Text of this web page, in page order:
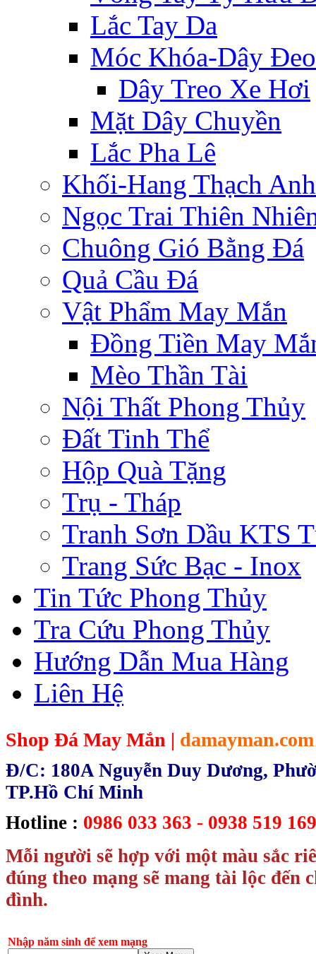
Lắc Tay Da
Móc Khóa-Dây Đeo
Dây Treo Xe Hơi
Mặt Dây Chuyền
Lắc Pha Lê
Khối-Hang Thạch Anh
Ngọc Trai Thiên
Chuông Gió Bằng Đá
Quả Cầu Đá
Vật Phẩm May Mắn
Đồng Tiền May
Mèo Thần Tài
Nội Thất Phong Thủy
Đất Tinh Thể
Hộp Quà Tặng
Trụ - Tháp
Tranh Sơn Dầu KTS
Trang Sức Bạc - Inox
Tin Tức Phong Thủy
Tra Cứu Phong Thủy
Hướng Dẫn Mua Hàng
Liên Hệ
Shop Đá May Mắn | damayman.com
Đ/C: 180A Nguyễn Duy Dương,
TP.Hồ Chí Minh
Hotline : 0986 033 363 - 0938 519
Mỗi người sẽ hợp với một màu sắc
đúng theo mạng sẽ mang tài lộc đến
đình.
Nhập năm sinh để xem mạng